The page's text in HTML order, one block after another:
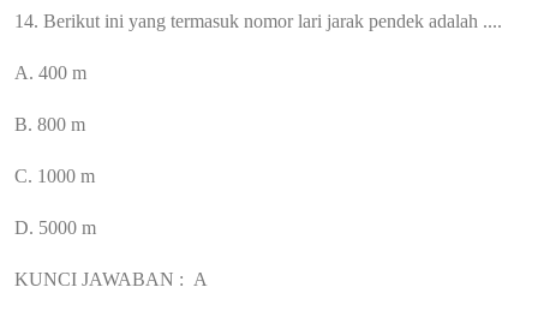
14. Berikut ini yang termasuk nomor lari jarak pendek adalah ....
A. 400 m
B. 800 m
C. 1000 m
D. 5000 m
KUNCI JAWABAN : A